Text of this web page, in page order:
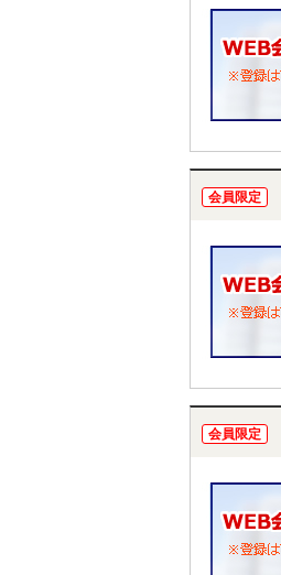
会員限定
会員限定